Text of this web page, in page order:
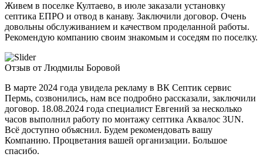
Живем в поселке Култаево, в июле заказали установку
септика ЕПРО и отвод в канаву. Заключили договор. Очень
довольны обслуживанием и качеством проделанной работы.
Рекомендую компанию своим знакомым и соседям по поселку.
Отзыв от Людмилы Боровой
В марте 2024 года увидела рекламу в ВК Септик сервис
Пермь, созвонились, нам все подробно рассказали, заключили
договор. 18.08.2024 года специалист Евгений за несколько
часов выполнил работу по монтажу септика Аквалос 3UN.
Всё доступно объяснил. Будем рекомендовать вашу
Компанию. Процветания вашей организации. Большое
спасибо.